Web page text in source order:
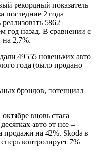
рекордный показатель
последние 2 года.
5862
год назад. В сравнении с
на 2,7%.
49555 новеньких авто
года (было продано
брэндов, потенциал
вновь стала
авто от нее –
продажи на 42%. Skoda в
контролирует 7%